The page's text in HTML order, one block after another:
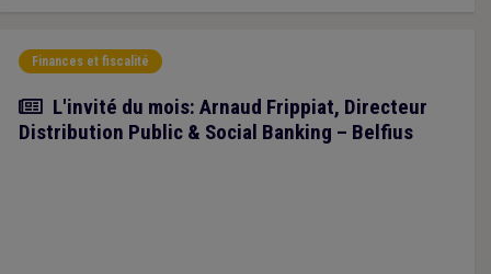
Finances et fiscalité
Article
L'invité du mois: Arnaud Frippiat, Directeur
Distribution Public & Social Banking – Belfius